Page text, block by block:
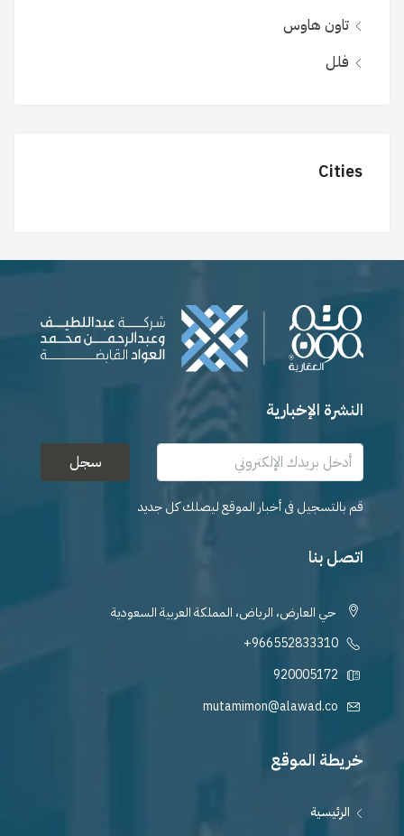
تاون هاوس
فلل
Cities
النشرة الإخبارية
سجل
قم بالتسجيل فى أخبار الموقع ليصلك كل جديد
اتصل بنا
حي العارض، الرياض، المملكة العربية السعودية
+966552833310
920005172
mutamimon@alawad.co
خريطة الموقع
الرئيسية